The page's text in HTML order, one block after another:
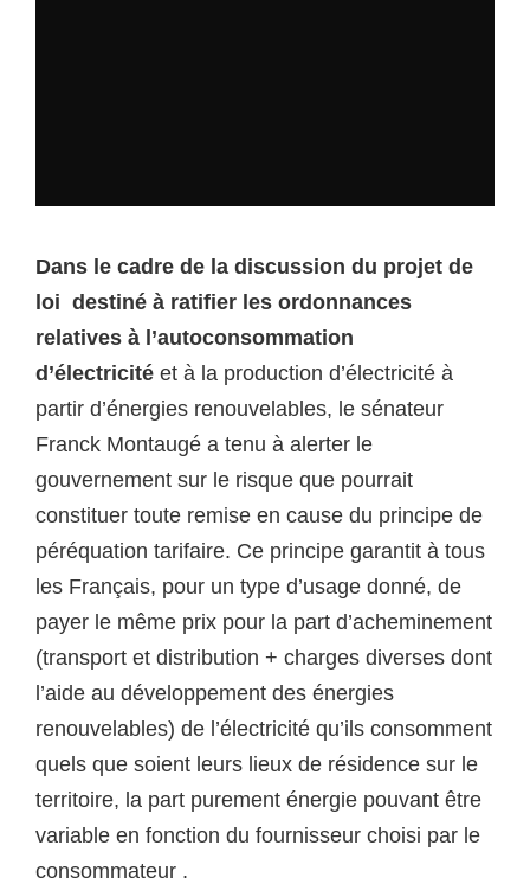
Dans le cadre de la discussion du projet de
loi destiné à ratifier les ordonnances
relatives à l’autoconsommation
d’électricité et à la production d’électricité à
partir d’énergies renouvelables, le sénateur
Franck Montaugé a tenu à alerter le
gouvernement sur le risque que pourrait
constituer toute remise en cause du principe de
péréquation tarifaire. Ce principe garantit à tous
les Français, pour un type d’usage donné, de
payer le même prix pour la part d’acheminement
(transport et distribution + charges diverses dont
l’aide au développement des énergies
renouvelables) de l’électricité qu’ils consomment
quels que soient leurs lieux de résidence sur le
territoire, la part purement énergie pouvant être
variable en fonction du fournisseur choisi par le
consommateur .